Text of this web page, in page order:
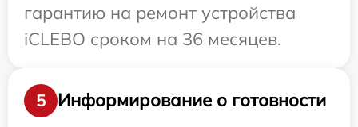
гарантию на ремонт устройства
iCLEBO сроком на 36 месяцев.
5
Информирование о готовности